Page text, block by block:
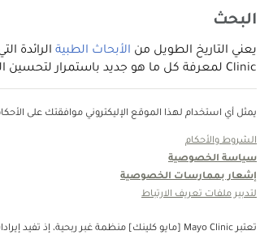
البحث
يعني التاريخ الطويل من الأبحاث الطبية
Clinic لمعرفة كل ما هو جديد باستمرار لتحسين التشخيص والعلاجات للمرضى الذين يعانون من أمراض الصدر.
يمثل أي استخدام لهذا الموقع الإليكتروني موافقتك على
الشروط والأحكام
سياسة الخصوصية
إشعار بممارسات الخصوصية
لتدبير ملفات تعريف الارتباط
تعتبر Mayo Clinic [مايو كلينك] منظمة غبر ربحية، إذ تفيد إيرادات الإعلان على الشبكة في دعم رسالتنا. لا تُصادق Mayo Clinic [مايو كلينك] على منتجات الجهة الثالثة أو الخدمات التي يتم الإعلان عنها. Mayo Clinic [مايو كلينك] منظمة غير ربحية. قم بالتبرع.